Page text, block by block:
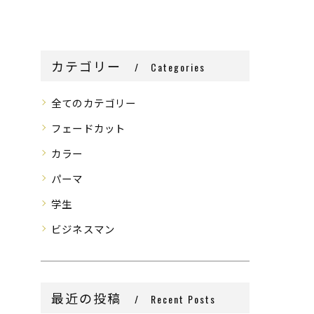
カテゴリー Categories
全てのカテゴリー
フェードカット
カラー
パーマ
学生
ビジネスマン
最近の投稿 Recent Posts